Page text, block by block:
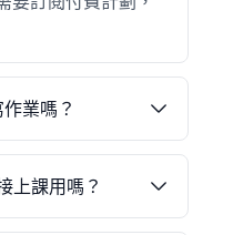
業嗎？
上課用嗎？